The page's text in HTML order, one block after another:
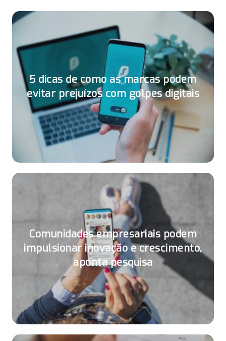
5 dicas de como as marcas podem
evitar prejuízos com golpes digitais
Comunidades empresariais podem
impulsionar inovação e crescimento,
aponta pesquisa